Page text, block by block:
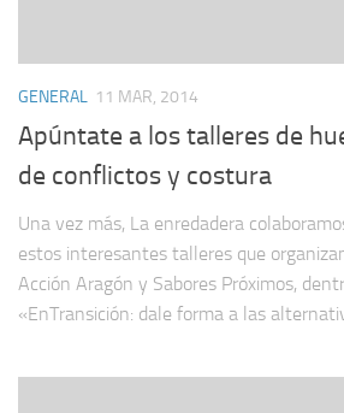
GENERAL 11 MAR, 2014
Apúntate a los talleres de
de conflictos y costura
Una vez más, La enredadera
estos interesantes talleres que
Acción Aragón y Sabores Próximos,
«EnTransición: dale forma a las